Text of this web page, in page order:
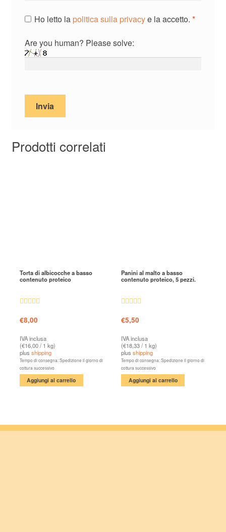
Ho letto la politica sulla privacye la accetto. *
Are you human? Please solve:
Prodotti correlati
Torta di albicocche a basso
contenuto proteico
su 5
€8,00
IVA inclusa
(€16,00/ 1 kg)
plus shipping
Tempo di consegna: Spedizione il giorno di
cottura successivo
Aggiungi al carrello
Panini al malto a basso
contenuto proteico, 5 pezzi.
4.67
€5,50
IVA inclusa
(€18,33/ 1 kg)
plus shipping
Tempo di consegna: Spedizione il giorno di
cottura successivo
Aggiungi al carrello